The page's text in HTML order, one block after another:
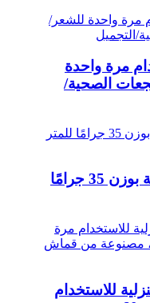
مرة واحدة
الصحية/
مناديل بانو غير منسوجة بوزن 35 جرامًا
للاستخدام